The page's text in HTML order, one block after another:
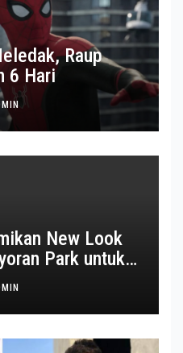
Raup
6 Hari
New Look
Park untuk